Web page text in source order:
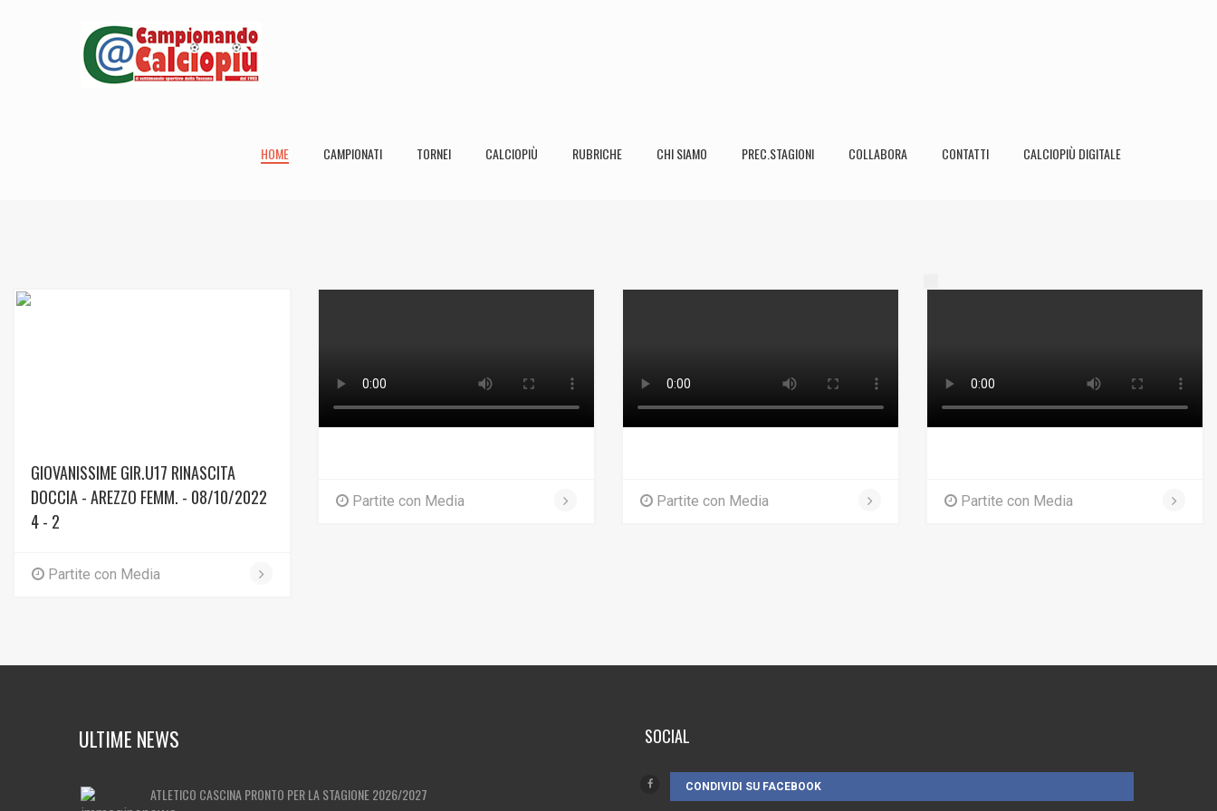
HOME CAMPIONATI TORNEI CALCIOPIÙ RUBRICHE CHI SIAMO PREC.STAGIONI COLLABORA CONTATTI CALCIOPIÙ DIGITALE
GIOVANISSIME GIR.U17 RINASCITA
DOCCIA - AREZZO FEMM. - 08/10/2022
4 - 2
Partite con Media
Partite con Media Partite con Media Partite con Media
ULTIME NEWS
ATLETICO CASCINA PRONTO PER LA STAGIONE 2026/2027
SOCIAL
CONDIVIDI SU FACEBOOK